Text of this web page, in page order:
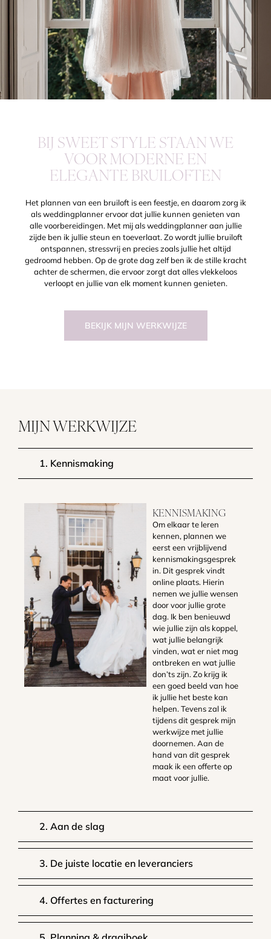
BIJ SWEET STYLE STAAN WE
VOOR MODERNE EN
ELEGANTE BRUILOFTEN
Het plannen van een bruiloft is een feestje, en daarom zorg ik
als weddingplanner ervoor dat jullie kunnen genieten van
alle voorbereidingen. Met mij als weddingplanner aan jullie
zijde ben ik jullie steun en toeverlaat. Zo wordt jullie bruiloft
ontspannen, stressvrij en precies zoals jullie het altijd
gedroomd hebben. Op de grote dag zelf ben ik de stille kracht
achter de schermen, die ervoor zorgt dat alles vlekkeloos
verloopt en jullie van elk moment kunnen genieten.
BEKIJK MIJN WERKWIJZE
MIJN WERKWIJZE
1. Kennismaking
2. Aan de slag
3. De juiste locatie en leveranciers
4. Offertes en facturering
KENNISMAKING
Om elkaar te leren
kennen, plannen we
eerst een vrijblijvend
kennismakingsgesprek
in. Dit gesprek vindt
online plaats. Hierin
nemen we jullie wensen
door voor jullie grote
dag. Ik ben benieuwd
wie jullie zijn als koppel,
wat jullie belangrijk
vinden, wat er niet mag
ontbreken en wat jullie
don’ts zijn. Zo krijg ik
een goed beeld van hoe
ik jullie het beste kan
helpen. Tevens zal ik
tijdens dit gesprek mijn
werkwijze met jullie
doornemen. Aan de
hand van dit gesprek
maak ik een offerte op
maat voor jullie.